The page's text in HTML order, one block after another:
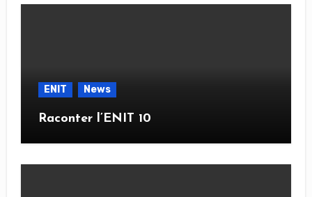
ENIT News
Raconter l’ENIT 10